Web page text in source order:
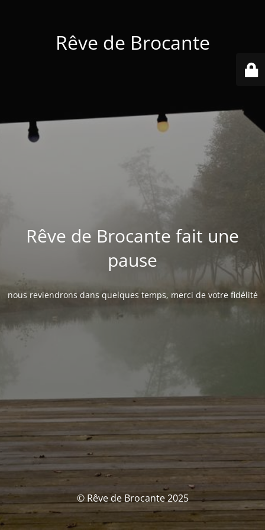
Rêve de Brocante
Rêve de Brocante fait une
pause
nous reviendrons dans quelques temps, merci de votre fidélité
© Rêve de Brocante 2025